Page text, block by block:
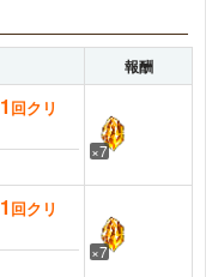
報酬
1 回クリ
×7
1 回クリ
×7